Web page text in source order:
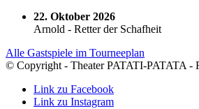
22. Oktober 2026
Arnold - Retter der Schafheit
Alle Gastspiele im Tourneeplan
© Copyright - Theater PATATI-PATATA -
Link zu Facebook
Link zu Instagram